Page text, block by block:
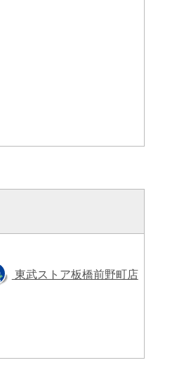
東武ストア板橋前野町店